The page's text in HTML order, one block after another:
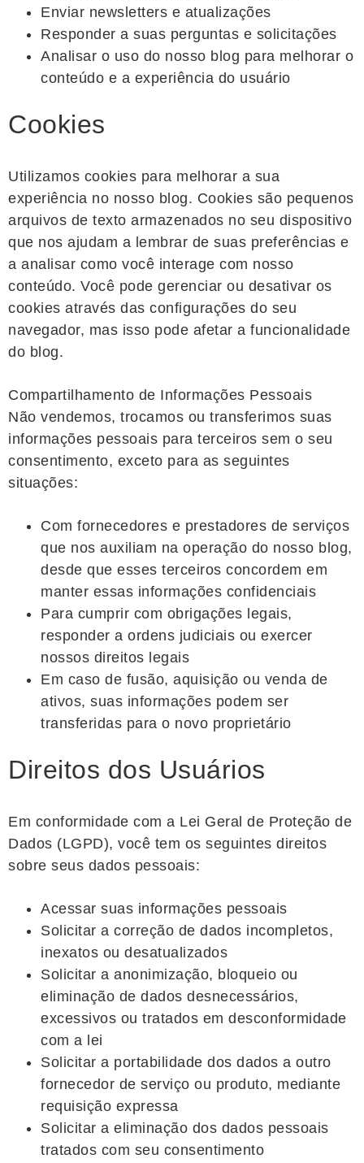
Enviar newsletters e atualizações
Responder a suas perguntas e solicitações
Analisar o uso do nosso blog para melhorar o
conteúdo e a experiência do usuário
Cookies
Utilizamos cookies para melhorar a sua
experiência no nosso blog. Cookies são pequenos
arquivos de texto armazenados no seu dispositivo
que nos ajudam a lembrar de suas preferências e
a analisar como você interage com nosso
conteúdo. Você pode gerenciar ou desativar os
cookies através das configurações do seu
navegador, mas isso pode afetar a funcionalidade
do blog.
Compartilhamento de Informações Pessoais
Não vendemos, trocamos ou transferimos suas
informações pessoais para terceiros sem o seu
consentimento, exceto para as seguintes
situações:
Com fornecedores e prestadores de serviços
que nos auxiliam na operação do nosso blog,
desde que esses terceiros concordem em
manter essas informações confidenciais
Para cumprir com obrigações legais,
responder a ordens judiciais ou exercer
nossos direitos legais
Em caso de fusão, aquisição ou venda de
ativos, suas informações podem ser
transferidas para o novo proprietário
Direitos dos Usuários
Em conformidade com a Lei Geral de Proteção de
Dados (LGPD), você tem os seguintes direitos
sobre seus dados pessoais:
Acessar suas informações pessoais
Solicitar a correção de dados incompletos,
inexatos ou desatualizados
Solicitar a anonimização, bloqueio ou
eliminação de dados desnecessários,
excessivos ou tratados em desconformidade
com a lei
Solicitar a portabilidade dos dados a outro
fornecedor de serviço ou produto, mediante
requisição expressa
Solicitar a eliminação dos dados pessoais
tratados com seu consentimento